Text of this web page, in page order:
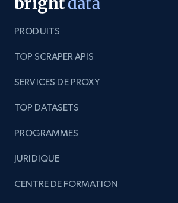
PRODUITS
TOP SCRAPER APIS
SERVICES DE PROXY
TOP DATASETS
PROGRAMMES
JURIDIQUE
CENTRE DE FORMATION